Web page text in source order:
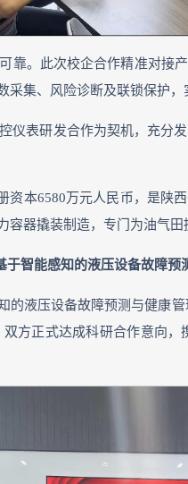
靠。此次校企合作精准对
集、风险诊断及联锁保护，
仪表研发合作为契机，充
本6580万元人民币，是
器撬装制造，专门为油气
于智能感知的液压设备故障预
液压设备故障预测与健
方正式达成科研合作意向